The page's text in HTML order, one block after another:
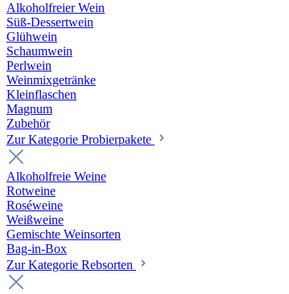
Alkoholfreier Wein
Süß-Dessertwein
Glühwein
Schaumwein
Perlwein
Weinmixgetränke
Kleinflaschen
Magnum
Zubehör
Zur Kategorie Probierpakete
Alkoholfreie Weine
Rotweine
Roséweine
Weißweine
Gemischte Weinsorten
Bag-in-Box
Zur Kategorie Rebsorten